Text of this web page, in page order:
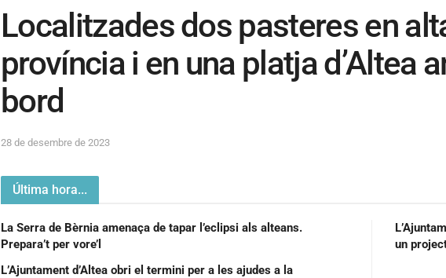
Localitzades dos pasteres en
província i en una platja d’Altea
bord
28 de desembre de 2023
Última hora...
La Serra de Bèrnia amenaça de tapar l’eclipsi als alteans.
Prepara’t per vore’l
L’Ajuntament d’Altea obri el termini per a les ajudes a la
un